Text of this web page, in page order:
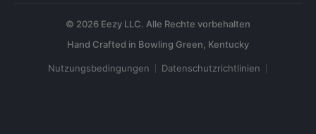
© 2026 Eezy LLC. Alle Rechte vorbehalten
Nutzungsbedingungen Datenschutzrichtlinien